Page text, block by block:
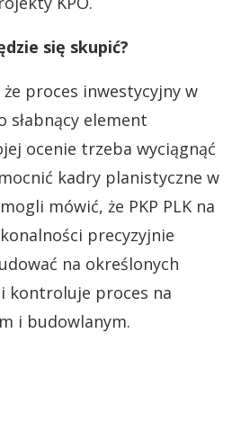
się skupić?
proces inwestycyjny w
słabnący element
ocenie trzeba wyciągnąć
kadry planistyczne w
mówić, że PKP PLK na
precyzyjnie
na określonych
kontroluje proces na
i budowlanym.